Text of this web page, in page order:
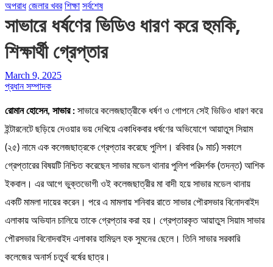
অপরাধ জেলার খবর শিক্ষা সর্বশেষ
সাভারে ধর্ষণের ভিডিও ধারণ করে হুমকি,
শিক্ষার্থী গ্রেপ্তার
March 9, 2025
প্রধান সম্পাদক
রোমান হোসেন, সাভার : সাভারে কলেজছাত্রীকে ধর্ষণ ও গোপনে সেই ভিডিও ধারণ করে
ইন্টারনেটে ছড়িয়ে দেওয়ার ভয় দেখিয়ে একাধিকবার ধর্ষণের অভিযোগে আয়াতুস সিয়াম
(২৫) নামে এক কলেজছাত্রকে গ্রেপ্তার করেছে পুলিশ। রবিবার (৯ মার্চ) সকালে
গ্রেপ্তারের বিষয়টি নিশ্চিত করেছেন সাভার মডেল থানার পুলিশ পরিদর্শক (তদন্ত) আশিক
ইকবাল। এর আগে ভুক্তভোগী ওই কলেজছাত্রীর মা বাদী হয়ে সাভার মডেল থানায়
একটি মামলা দায়ের করেন। পরে এ মামলায় শনিবার রাতে সাভার পৌরসভার বিনোদবাইদ
এলাকায় অভিযান চালিয়ে তাকে গ্রেপ্তার করা হয়। গ্রেপ্তারকৃত আয়াতুস সিয়াম সাভার
পৌরসভার বিনোদবাইদ এলাকার হামিদুল হক সুমনের ছেলে। তিনি সাভার সরকারি
কলেজের অনার্স চতুর্থ বর্ষের ছাত্র।